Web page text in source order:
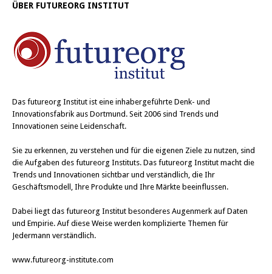
ÜBER FUTUREORG INSTITUT
Das futureorg Institut ist eine inhabergeführte Denk- und
Innovationsfabrik aus Dortmund. Seit 2006 sind Trends und
Innovationen seine Leidenschaft.
Sie zu erkennen, zu verstehen und für die eigenen Ziele zu nutzen, sind
die Aufgaben des futureorg Instituts. Das futureorg Institut macht die
Trends und Innovationen sichtbar und verständlich, die Ihr
Geschäftsmodell, Ihre Produkte und Ihre Märkte beeinflussen.
Dabei liegt das futureorg Institut besonderes Augenmerk auf Daten
und Empirie. Auf diese Weise werden komplizierte Themen für
Jedermann verständlich.
www.futureorg-institute.com